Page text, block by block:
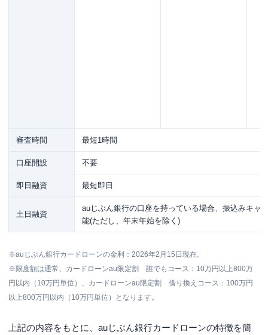
審査時間 最短1時間
口座開設 不要
即日融資 最短即日
土日融資
auじぶん銀行の口座を持っている場合、振込みキャ
能(ただし、年末年始を除く)
※auじぶん銀行カードローンの金利：2026年2月15日現在。
※限度額は通常、カードローンau限定割 誰でもコース：10万円以上800万
円以内（10万円単位）、カードローンau限定割 借り換えコース：100万円
以上800万円以内（10万円単位）となります。
上記の内容をもとに、auじぶん銀行カードローンの特徴を簡